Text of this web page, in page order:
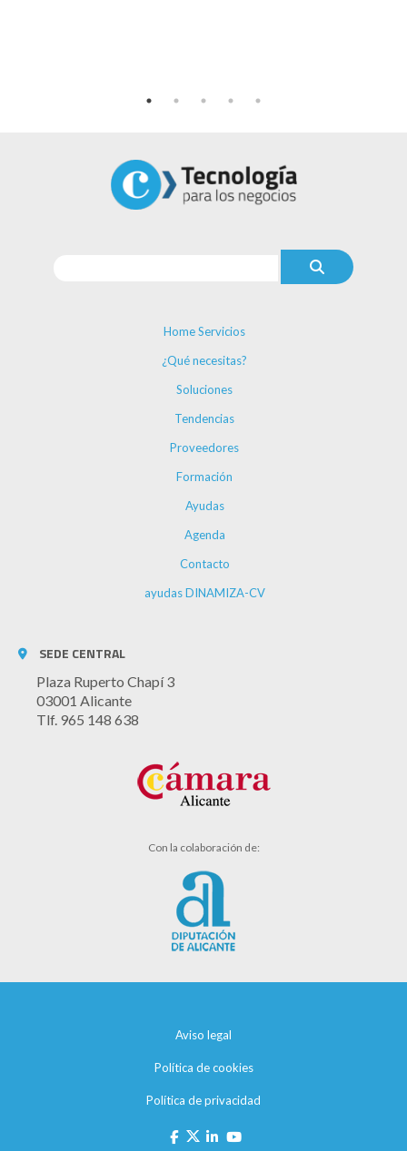
Home Servicios
¿Qué necesitas?
Soluciones
Tendencias
Proveedores
Formación
Ayudas
Agenda
Contacto
ayudas DINAMIZA-CV
SEDE CENTRAL
Plaza Ruperto Chapí 3
03001 Alicante
Tlf. 965 148 638
Con la colaboración de:
Aviso legal
Política de cookies
Política de privacidad